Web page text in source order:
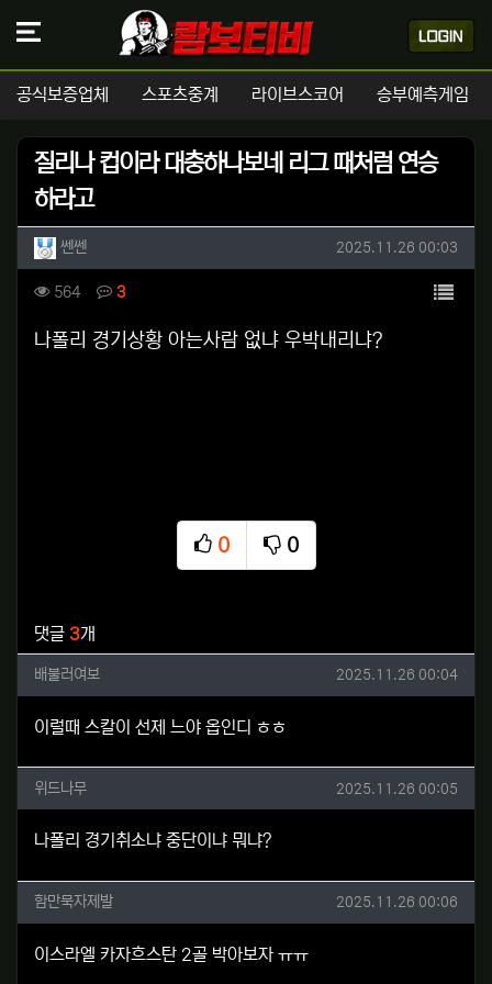
공식보증업체 스포츠중계 라이브스코어 승부예측게임
질리나 컵이라 대충하나보네 리그 때처럼 연승
하라고
작성자 정보
쎈쎈작성 작성일
2025.11.26 00:03
컨텐츠 정보
564조회 3댓글 목록
본문
나폴리 경기상황 아는사람 없냐 우박내리냐?
0
추천
0
비추천
댓글 3개
배불러여보님의 댓글
배불러여보 작성일
2025.11.26 00:04
이럴때 스칼이 선제 느야 옵인디 ㅎㅎ
위드나무님의 댓글
위드나무 작성일
2025.11.26 00:05
나폴리 경기취소냐 중단이냐 뭐냐?
함만묵자제발님의 댓글
함만묵자제발 작성일
2025.11.26 00:06
이스라엘 카자흐스탄 2골 박아보자 ㅠㅠ